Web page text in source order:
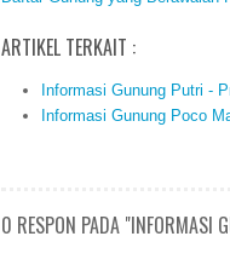
ARTIKEL TERKAIT :
Informasi Gunung Putri -
Informasi Gunung Poco
0 RESPON PADA "INFORMASI